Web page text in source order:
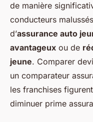
de manière
conducteurs
d’assurance auto
avantageux ou de
jeune. Comparer
un comparateur
les franchises
diminuer prime